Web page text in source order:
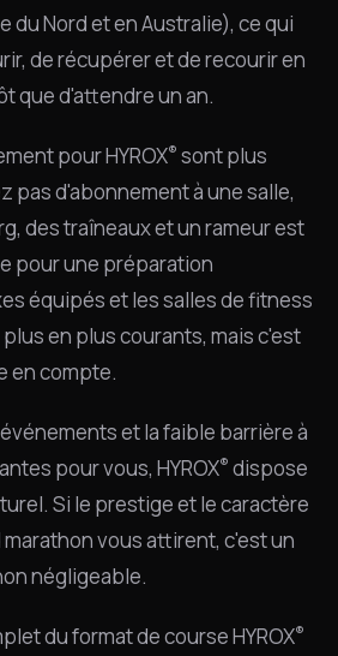
du Nord et en Australie), ce qui
de récupérer et de recourir en
que d'attendre un an.
pour HYROX® sont plus
pas d'abonnement à une salle,
des traîneaux et un rameur est
pour une préparation
équipés et les salles de fitness
en plus courants, mais c'est
en compte.
et la faible barrière à
pour vous, HYROX® dispose
Si le prestige et le caractère
vous attirent, c'est un
négligeable.
du format de course HYROX®